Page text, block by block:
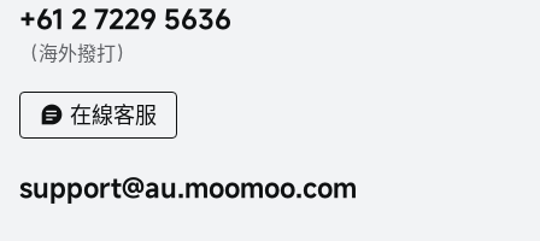
+61 2 7229 5636
（海外撥打）
在線客服
support@au.moomoo.com